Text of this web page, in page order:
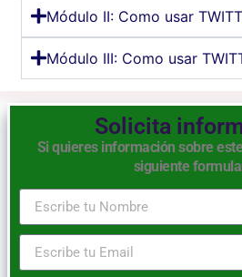
Módulo II: Como usar
Módulo III: Como usar
Solicita
Si quieres información sobre
siguiente